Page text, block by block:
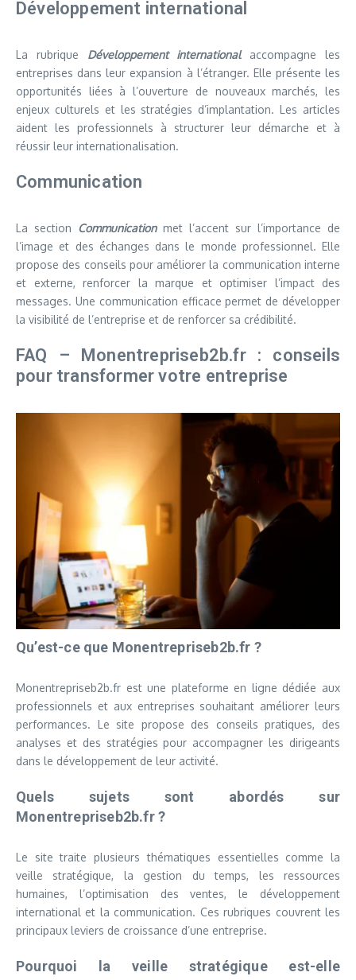
Développement international
La rubrique Développement internationalaccompagne les
entreprises dans leur expansion à l’étranger. Elle présente les
opportunités liées à l’ouverture de nouveaux marchés, les
enjeux culturels et les stratégies d’implantation. Les articles
aident les professionnels à structurer leur démarche et à
réussir leur internationalisation.
Communication
La section Communication met l’accent sur l’importance de
l’image et des échanges dans le monde professionnel. Elle
propose des conseils pour améliorer la communication interne
et externe, renforcer la marque et optimiser l’impact des
messages. Une communication efficace permet de développer
la visibilité de l’entreprise et de renforcer sa crédibilité.
FAQ – Monentrepriseb2b.fr : conseils
pour transformer votre entreprise
Qu’est-ce que Monentrepriseb2b.fr ?
Monentrepriseb2b.fr est une plateforme en ligne dédiée aux
professionnels et aux entreprises souhaitant améliorer leurs
performances. Le site propose des conseils pratiques, des
analyses et des stratégies pour accompagner les dirigeants
dans le développement de leur activité.
Quels sujets sont abordés sur
Monentrepriseb2b.fr ?
Le site traite plusieurs thématiques essentielles comme la
veille stratégique, la gestion du temps, les ressources
humaines, l’optimisation des ventes, le développement
international et la communication. Ces rubriques couvrent les
principaux leviers de croissance d’une entreprise.
Pourquoi la veille stratégique est-elle